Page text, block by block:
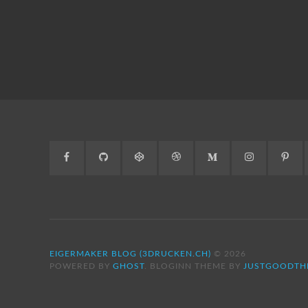
FacebookGitHub CodePenDribbble MediumInstagram
EIGERMAKER BLOG (3DRUCKEN.CH) © 2026
POWERED BY GHOST . BLOGINN THEME BY